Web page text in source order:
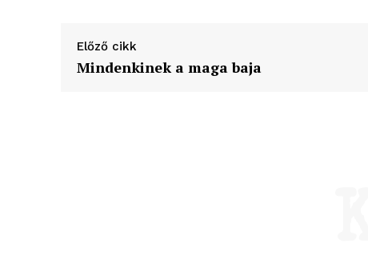
Előző cikk
Mindenkinek a maga baja